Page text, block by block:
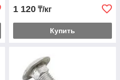
1 120 ₸/кг
Купить